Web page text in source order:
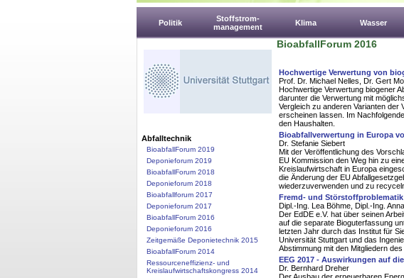
Politik
Stoffstrom-
management
Klima Wasser
Abfalltechnik
BioabfallForum 2019
Deponieforum 2019
BioabfallForum 2018
Deponieforum 2018
Bioabfallforum 2017
Deponieforum 2017
BioabfallForum 2016
Deponieforum 2016
Zeitgemäße Deponietechnik 2015
BioabfallForum 2014
Ressourceneffizienz- und
Kreislaufwirtschaftskongress 2014
BioabfallForum 2016
Hochwertige Verwertung von
Prof. Dr. Michael Nelles, Dr. Gert
Hochwertige Verwertung biogener
darunter die Verwertung mit
Vergleich zu anderen Varianten der
erscheinen lassen. Im
den Haushalten.
Bioabfallverwertung in Europa
Dr. Stefanie Siebert
Mit der Veröffentlichung des
EU Kommission den Weg hin zu
Kreislaufwirtschaft in Europa
die Änderung der EU
wiederzuverwenden und zu
Fremd- und
Dipl.-Ing. Lea Böhme, Dipl.-Ing.
Der EdDE e.V. hat über seinen
auf die separate Bioguterfassung
letzten Jahr durch das Institut für
Universität Stuttgart und das
Abstimmung mit den Mitgliedern
EEG 2017 - Auswirkungen auf
Dr. Bernhard Dreher